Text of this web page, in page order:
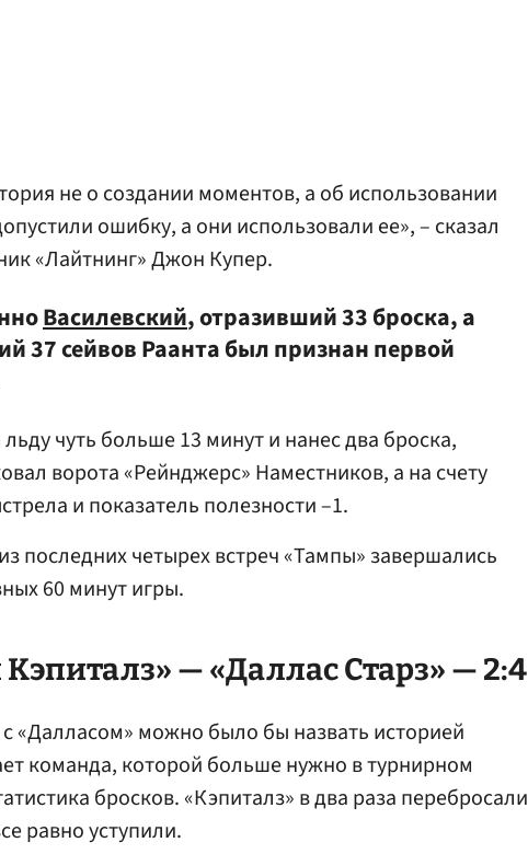
не о создании моментов, а об использовании
ошибку, а они использовали ее», – сказал
«Лайтнинг» Джон Купер.
Василевский, отразивший 33 броска, а
37 сейвов Раанта был признан первой
чуть больше 13 минут и нанес два броска,
ворота «Рейнджерс» Наместников, а на счету
и показатель полезности –1.
последних четырех встреч «Тампы» завершались
60 минут игры.
— «Даллас Старз» — 2:4
«Далласом» можно было бы назвать историей
команда, которой больше нужно в турнирном
бросков. «Кэпиталз» в два раза перебросали
равно уступили.